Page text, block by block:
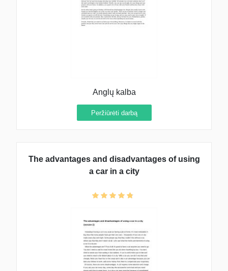
Anglų kalba
Peržiūrėti darbą
The advantages and disadvantages of using
a car in a city